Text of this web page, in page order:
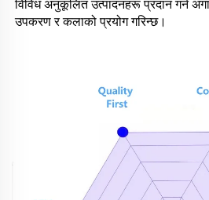
विविध अनुकूलित उत्पादनहरू प्रदान गर्न
उपकरण र कलाको प्रयोग गरिन्छ।